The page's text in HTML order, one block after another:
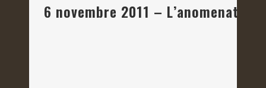
6 novembre 2011 – L’anomenat